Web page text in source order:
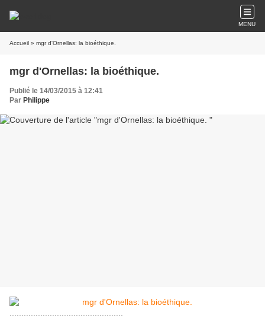
MENU
Accueil » mgr d'Ornellas: la bioéthique.
mgr d'Ornellas: la bioéthique.
Publié le 14/03/2015 à 12:41
Par Philippe